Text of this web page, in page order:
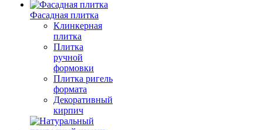
Фасадная плитка
Клинкерная
плитка
Плитка
ручной
формовки
Плитка ригель
формата
Декоративный
кирпич